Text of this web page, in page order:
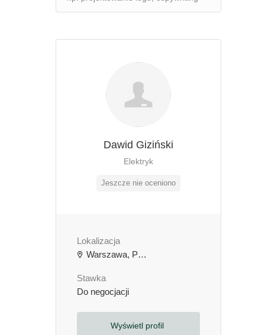
Dawid Giziński
Elektryk
Jeszcze nie oceniono
Lokalizacja
Warszawa, Polska
Stawka
Do negocjacji
Wyświetl profil